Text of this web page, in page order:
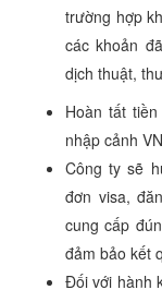
trường hợp
các khoản
dịch thuật,
Hoàn tất
nhập cảnh VN
Công ty sẽ
đơn visa,
cung cấp
đảm bảo kết
Đối với hành